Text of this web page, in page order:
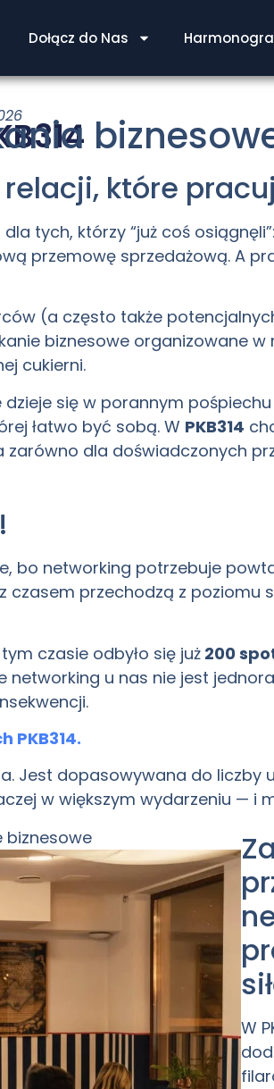
Dołącz do Nas
biznesowe
które
dla tych, którzy “już coś
przemowę sprzedażową. A
(a często także
biznesowe organizowane w
cukierni.
się w porannym
łatwo być sobą. W PKB314
zarówno dla doświadczonych
bo networking potrzebuje
czasem przechodzą z poziomu
czasie odbyło się już 200
networking u nas nie jest
PKB314.
Jest dopasowywana do liczby
w większym wydarzeniu — i
W